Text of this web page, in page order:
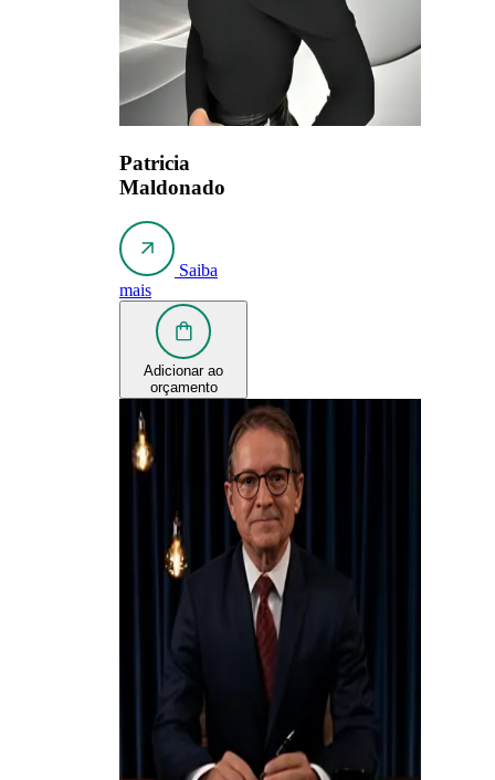
Patricia
Maldonado
Saiba
mais
Adicionar ao
orçamento